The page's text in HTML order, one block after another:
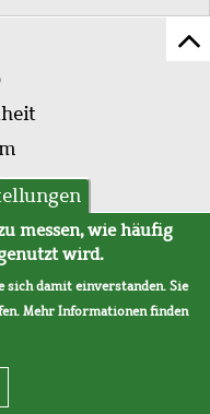
messen, wie häufig
wird.
sich damit einverstanden. Sie
Mehr Informationen finden